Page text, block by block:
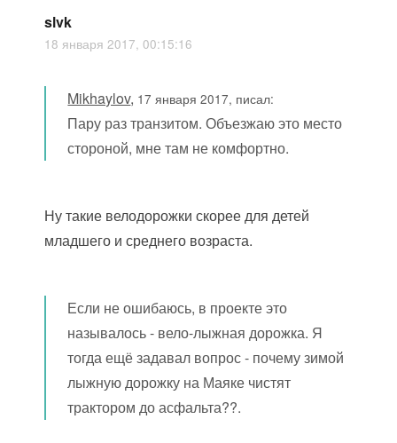
slvk
18 января 2017, 00:15:16
Mikhaylov, 17 января 2017, писал:
Пару раз транзитом. Объезжаю это место
стороной, мне там не комфортно.
Ну такие велодорожки скорее для детей
младшего и среднего возраста.
Если не ошибаюсь, в проекте это
называлось - вело-лыжная дорожка. Я
тогда ещё задавал вопрос - почему зимой
лыжную дорожку на Маяке чистят
трактором до асфальта??.